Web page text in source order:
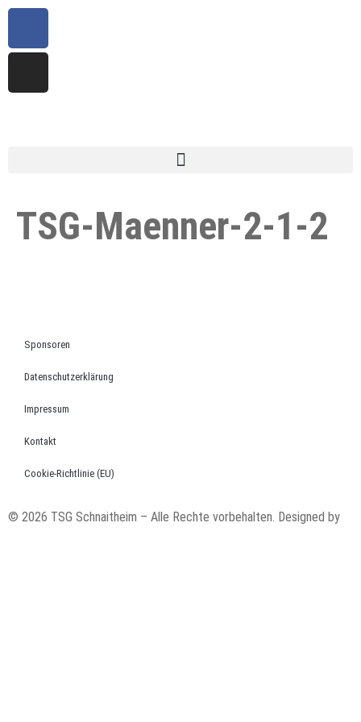
TSG-Maenner-2-1-2
Sponsoren
Datenschutzerklärung
Impressum
Kontakt
Cookie-Richtlinie (EU)
© 2026 TSG Schnaitheim – Alle Rechte vorbehalten. Designed by